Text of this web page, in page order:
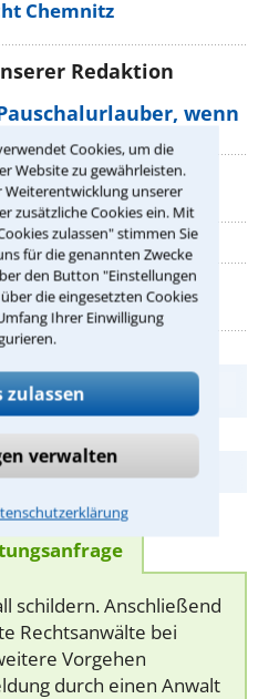
Cookies, um die
Website zu gewährleisten.
unserer
zusätzliche Cookies ein. Mit
zulassen" stimmen Sie
für die genannten Zwecke
den Button "Einstellungen
die eingesetzten Cookies
Ihrer Einwilligung
zulassen
verwalten
Chemnitz
Redaktion
wenn
wenn die Nachbarn
zahlen?
die jeder
sollte
schildern. Anschließend
Rechtsanwälte bei
Vorgehen
durch einen Anwalt